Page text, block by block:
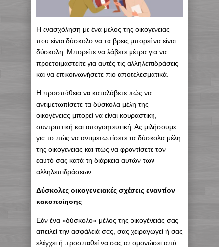
Η ενασχόληση με ένα μέλος της οικογένειας
που είναι δύσκολο να τα βρεις μπορεί να είναι
δύσκολη. Μπορείτε να λάβετε μέτρα για να
προετοιμαστείτε για αυτές τις αλληλεπιδράσεις
και να επικοινωνήσετε πιο αποτελεσματικά.
Η προσπάθεια να καταλάβετε πώς να
αντιμετωπίσετε τα δύσκολα μέλη της
οικογένειας μπορεί να είναι κουραστική,
συντριπτική και απογοητευτική. Ας μιλήσουμε
για το πώς να αντιμετωπίσετε τα δύσκολα μέλη
της οικογένειας και πώς να φροντίσετε τον
εαυτό σας κατά τη διάρκεια αυτών των
αλληλεπιδράσεων.
Δύσκολες οικογενειακές σχέσεις εναντίον
κακοποίησης
Εάν ένα «δύσκολο» μέλος της οικογένειάς σας
απειλεί την ασφάλειά σας, σας χειραγωγεί ή σας
ελέγχει ή προσπαθεί να σας απομονώσει από